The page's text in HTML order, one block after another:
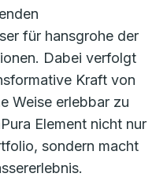
für hansgrohe der
Dabei verfolgt
Kraft von
Weise erlebbar zu
Element nicht nur
sondern macht